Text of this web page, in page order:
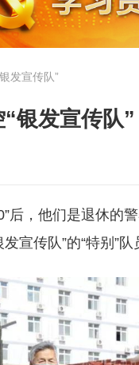
发宣传队”
银发宣传队”
，他们是退休的
宣传队”的“特别”队